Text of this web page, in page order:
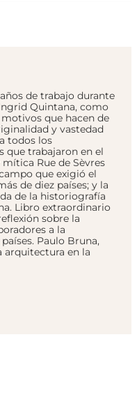
de trabajo durante
Quintana, como
que hacen de
y vastedad
todos los
que trabajaron en el
Rue de Sèvres
que exigió el
de diez países; y la
de la historiografía
Libro extraordinario
sobre la
a la
Paulo Bruna,
arquitectura en la